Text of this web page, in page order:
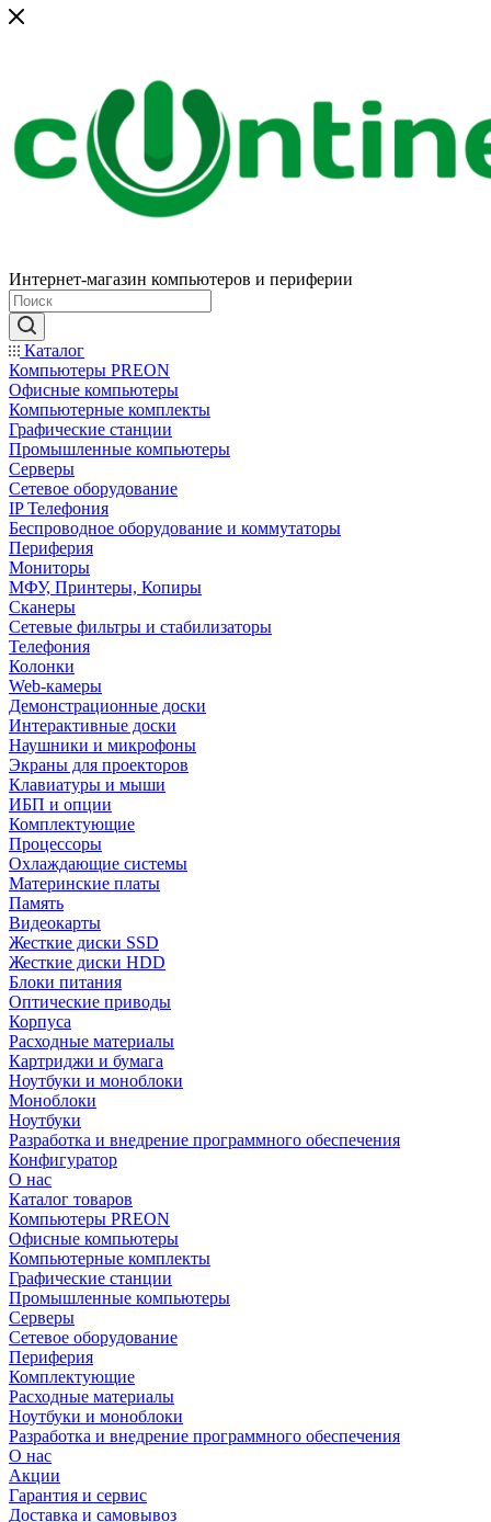
Интернет-магазин компьютеров и периферии
Каталог
Компьютеры PREON
Офисные компьютеры
Компьютерные комплекты
Графические станции
Промышленные компьютеры
Серверы
Сетевое оборудование
IP Телефония
Беспроводное оборудование и коммутаторы
Периферия
Мониторы
МФУ, Принтеры, Копиры
Сканеры
Сетевые фильтры и стабилизаторы
Телефония
Колонки
Web-камеры
Демонстрационные доски
Интерактивные доски
Наушники и микрофоны
Экраны для проекторов
Клавиатуры и мыши
ИБП и опции
Комплектующие
Процессоры
Охлаждающие системы
Материнские платы
Память
Видеокарты
Жесткие диски SSD
Жесткие диски HDD
Блоки питания
Оптические приводы
Корпуса
Расходные материалы
Картриджи и бумага
Ноутбуки и моноблоки
Моноблоки
Ноутбуки
Разработка и внедрение программного обеспечения
Конфигуратор
О нас
Каталог товаров
Компьютеры PREON
Офисные компьютеры
Компьютерные комплекты
Графические станции
Промышленные компьютеры
Серверы
Сетевое оборудование
Периферия
Комплектующие
Расходные материалы
Ноутбуки и моноблоки
Разработка и внедрение программного обеспечения
О нас
Акции
Гарантия и сервис
Доставка и самовывоз